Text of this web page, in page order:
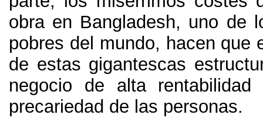
obra en Bangladesh, uno de
pobres del mundo, hacen que
de estas gigantescas
negocio de alta
precariedad de las personas.